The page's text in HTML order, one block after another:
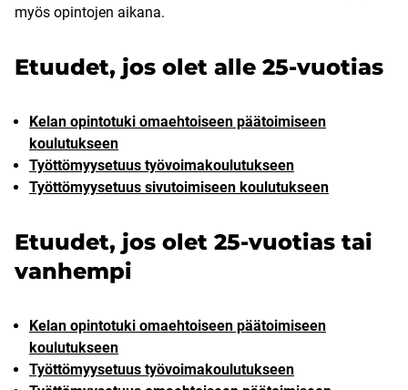
myös opintojen aikana.
Etuudet, jos olet alle 25-vuotias
Kelan opintotuki omaehtoiseen päätoimiseen
koulutukseen
Työttömyysetuus työvoimakoulutukseen
Työttömyysetuus sivutoimiseen koulutukseen
Etuudet, jos olet 25-vuotias tai
vanhempi
Kelan opintotuki omaehtoiseen päätoimiseen
koulutukseen
Työttömyysetuus työvoimakoulutukseen